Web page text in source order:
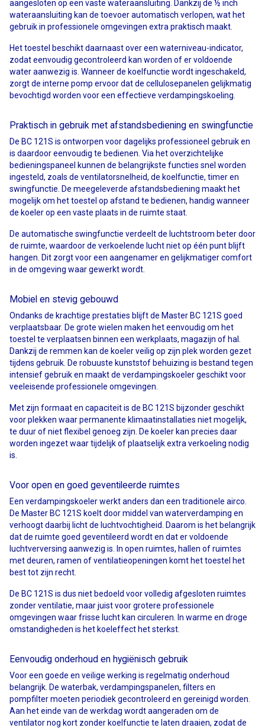
aangesloten op een vaste wateraansluiting. Dankzij de ½ inch
wateraansluiting kan de toevoer automatisch verlopen, wat het
gebruik in professionele omgevingen extra praktisch maakt.
Het toestel beschikt daarnaast over een waterniveau-indicator,
zodat eenvoudig gecontroleerd kan worden of er voldoende
water aanwezig is. Wanneer de koelfunctie wordt ingeschakeld,
zorgt de interne pomp ervoor dat de cellulosepanelen gelijkmatig
bevochtigd worden voor een effectieve verdampingskoeling.
Praktisch in gebruik met afstandsbediening en swingfunctie
De BC 121S is ontworpen voor dagelijks professioneel gebruik en
is daardoor eenvoudig te bedienen. Via het overzichtelijke
bedieningspaneel kunnen de belangrijkste functies snel worden
ingesteld, zoals de ventilatorsnelheid, de koelfunctie, timer en
swingfunctie. De meegeleverde afstandsbediening maakt het
mogelijk om het toestel op afstand te bedienen, handig wanneer
de koeler op een vaste plaats in de ruimte staat.
De automatische swingfunctie verdeelt de luchtstroom beter door
de ruimte, waardoor de verkoelende lucht niet op één punt blijft
hangen. Dit zorgt voor een aangenamer en gelijkmatiger comfort
in de omgeving waar gewerkt wordt.
Mobiel en stevig gebouwd
Ondanks de krachtige prestaties blijft de Master BC 121S goed
verplaatsbaar. De grote wielen maken het eenvoudig om het
toestel te verplaatsen binnen een werkplaats, magazijn of hal.
Dankzij de remmen kan de koeler veilig op zijn plek worden gezet
tijdens gebruik. De robuuste kunststof behuizing is bestand tegen
intensief gebruik en maakt de verdampingskoeler geschikt voor
veeleisende professionele omgevingen.
Met zijn formaat en capaciteit is de BC 121S bijzonder geschikt
voor plekken waar permanente klimaatinstallaties niet mogelijk,
te duur of niet flexibel genoeg zijn. De koeler kan precies daar
worden ingezet waar tijdelijk of plaatselijk extra verkoeling nodig
is.
Voor open en goed geventileerde ruimtes
Een verdampingskoeler werkt anders dan een traditionele airco.
De Master BC 121S koelt door middel van waterverdamping en
verhoogt daarbij licht de luchtvochtigheid. Daarom is het belangrijk
dat de ruimte goed geventileerd wordt en dat er voldoende
luchtverversing aanwezig is. In open ruimtes, hallen of ruimtes
met deuren, ramen of ventilatieopeningen komt het toestel het
best tot zijn recht.
De BC 121S is dus niet bedoeld voor volledig afgesloten ruimtes
zonder ventilatie, maar juist voor grotere professionele
omgevingen waar frisse lucht kan circuleren. In warme en droge
omstandigheden is het koeleffect het sterkst.
Eenvoudig onderhoud en hygiënisch gebruik
Voor een goede en veilige werking is regelmatig onderhoud
belangrijk. De waterbak, verdampingspanelen, filters en
pompfilter moeten periodiek gecontroleerd en gereinigd worden.
Aan het einde van de werkdag wordt aangeraden om de
ventilator nog kort zonder koelfunctie te laten draaien, zodat de